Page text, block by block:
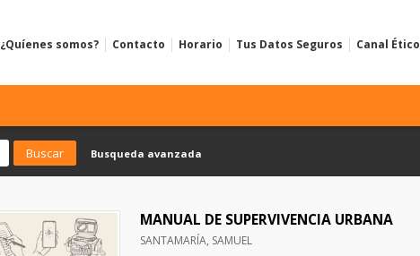
¿Quíenes somos? Contacto Horario Tus Datos Seguros Canal Ético
Busqueda avanzada
MANUAL DE SUPERVIVENCIA URBANA
SANTAMARÍA, SAMUEL